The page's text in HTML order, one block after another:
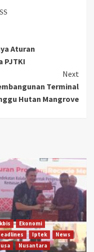
Aturan
PJTKI
Next
Terminal
Hutan Mangrove
Ekonomi
Iptek
News
Nusantara